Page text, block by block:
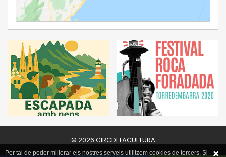
© 2026 CIRCDELACULTURA
Per tal de poder millorar els nostres serveis utilitzem cookies de tercers. Si